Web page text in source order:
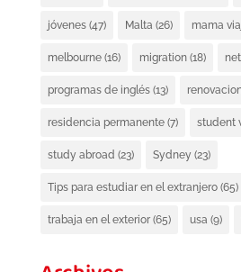
jóvenes(47) Malta (26) mama
melbourne(16) migration(18)
programas de inglés(13)
residencia permanente(7) student
study abroad (23) Sydney (23)
Tips para estudiar en el extranjero(65)
trabaja en el exterior(65) usa (9)